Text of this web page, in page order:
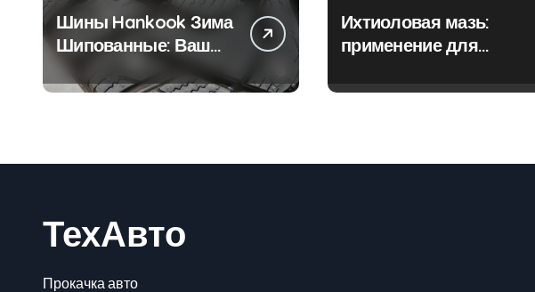
Шины Hankook Зима
Шипованные: Ваш
Надежный Партнёр
на Снежных Дорогах
Ихтиоловая мазь:
применение для
ТехАвто
Прокачка авто